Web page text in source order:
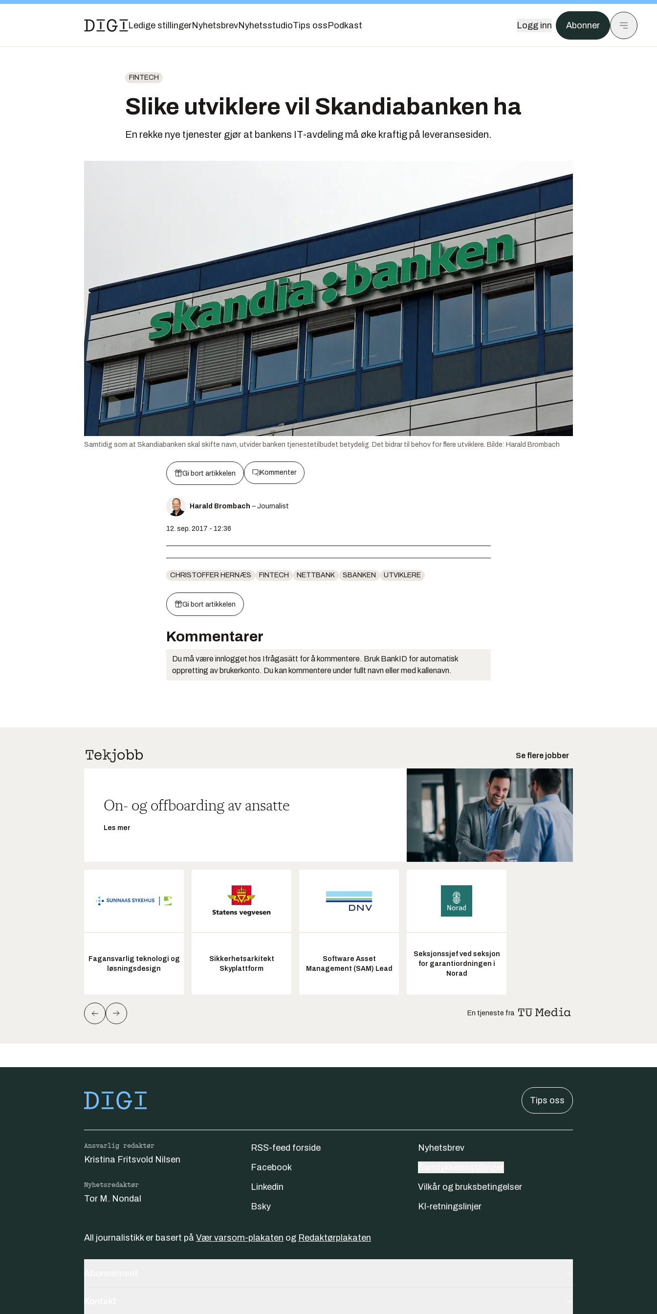
Ledige stillingerNyhetsbrevNyhetsstudioTips oss Podkast Logg inn Abonner
FINTECH
Slike utviklere vil Skandiabanken ha
En rekke nye tjenester gjør at bankens IT-avdeling må øke kraftig på leveransesiden.
Samtidig som at Skandiabanken skal skifte navn, utvider banken tjenestetilbudet betydelig. Det bidrar til behov for flere utviklere. Bilde: Harald Brombach
Gi bort artikkelen Kommenter
Harald Brombach – Journalist
12. sep. 2017 - 12:36
CHRISTOFFER HERNÆS FINTECH NETTBANK SBANKEN UTVIKLERE
Gi bort artikkelen
Kommentarer
Du må være innlogget hos Ifrågasätt for å kommentere. Bruk BankID for automatisk
oppretting av brukerkonto. Du kan kommentere under fullt navn eller med kallenavn.
Se flere jobber
On- og offboarding av ansatte
Les mer
Fagansvarlig teknologi og
løsningsdesign
Sikkerhetsarkitekt
Skyplattform
Software Asset
Management (SAM) Lead
Seksjonssjef ved seksjon
for garantiordningen i
Norad
En tjeneste fra
Tips oss
Ansvarlig redaktør
Kristina Fritsvold Nilsen
Nyhetsredaktør
Tor M. Nondal
RSS-feed forside
Facebook
Linkedin
Bsky
Nyhetsbrev
Vilkår og bruksbetingelser
KI-retningslinjer
All journalistikk er basert på Vær varsom-plakaten og Redaktørplakaten